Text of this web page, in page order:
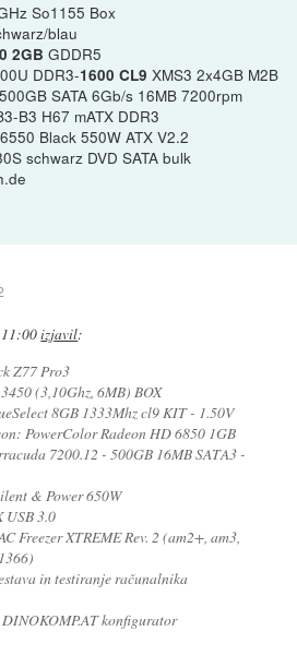
So1155 Box
blau
2GB GDDR5
DDR3-1600 CL9 XMS3 2x4GB M2B
SATA 6Gb/s 16MB 7200rpm
B3 H67 mATX DDR3
Black 550W ATX V2.2
schwarz DVD SATA bulk
izjavil:
Z77 Pro3
(3,10Ghz, 6MB) BOX
8GB 1333Mhz cl9 KIT - 1.50V
PowerColor Radeon HD 6850 1GB
7200.12 - 500GB 16MB SATA3 -
& Power 650W
USB 3.0
Freezer XTREME Rev. 2 (am2+, am3,
in testiranje računalnika
konfigurator